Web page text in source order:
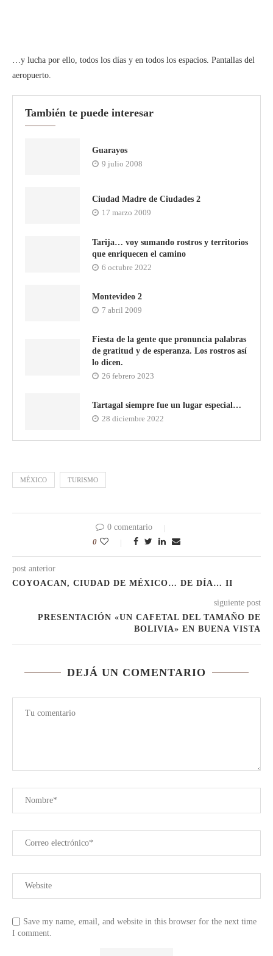
…y lucha por ello, todos los días y en todos los espacios. Pantallas del
aeropuerto.
También te puede interesar
Guarayos
9 julio 2008
Ciudad Madre de Ciudades 2
17 marzo 2009
Tarija… voy sumando rostros y territorios
que enriquecen el camino
6 octubre 2022
Montevideo 2
7 abril 2009
Fiesta de la gente que pronuncia palabras
de gratitud y de esperanza. Los rostros así
lo dicen.
26 febrero 2023
Tartagal siempre fue un lugar especial…
28 diciembre 2022
MÉXICO TURISMO
0 comentario
0
post anterior
COYOACAN, CIUDAD DE MÉXICO… DE DÍA… II
siguiente post
PRESENTACIÓN «UN CAFETAL DEL TAMAÑO DE
BOLIVIA» EN BUENA VISTA
DEJÁ UN COMENTARIO
Save my name, email, and website in this browser for the next time
I comment.